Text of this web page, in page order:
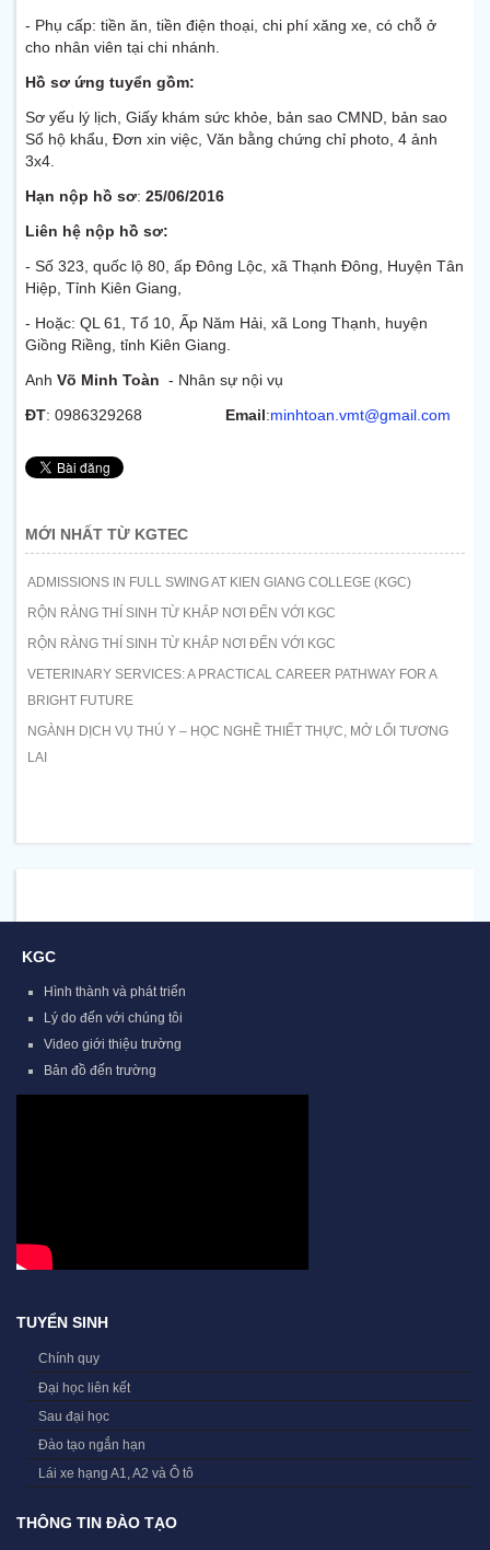
- Phụ cấp: tiền ăn, tiền điện thoại, chi phí xăng xe, có chỗ ở
cho nhân viên tại chi nhánh.
Hồ sơ ứng tuyển gồm:
Sơ yếu lý lịch, Giấy khám sức khỏe, bản sao CMND, bản sao
Sổ hộ khẩu, Đơn xin việc, Văn bằng chứng chỉ photo, 4 ảnh
3x4.
Hạn nộp hồ sơ: 25/06/2016
Liên hệ nộp hồ sơ:
- Số 323, quốc lộ 80, ấp Đông Lộc, xã Thạnh Đông, Huyện Tân
Hiệp, Tỉnh Kiên Giang,
- Hoặc: QL 61, Tổ 10, Ấp Năm Hải, xã Long Thạnh, huyện
Giồng Riềng, tỉnh Kiên Giang.
Anh Võ Minh Toàn - Nhân sự nội vụ
ĐT: 0986329268 Email:minhtoan.vmt@gmail.com
MỚI NHẤT TỪ KGTEC
ADMISSIONS IN FULL SWING AT KIEN GIANG COLLEGE (KGC)
RỘN RÀNG THÍ SINH TỪ KHẮP NƠI ĐẾN VỚI KGC
RỘN RÀNG THÍ SINH TỪ KHẮP NƠI ĐẾN VỚI KGC
VETERINARY SERVICES: A PRACTICAL CAREER PATHWAY FOR A
BRIGHT FUTURE
NGÀNH DỊCH VỤ THÚ Y – HỌC NGHỀ THIẾT THỰC, MỞ LỐI TƯƠNG
LAI
KGC
Hình thành và phát triển
Lý do đến với chúng tôi
Video giới thiệu trường
Bản đồ đến trường
TUYỂN SINH
Chính quy
Đại học liên kết
Sau đại học
Đào tạo ngắn hạn
Lái xe hạng A1, A2 và Ô tô
THÔNG TIN ĐÀO TẠO